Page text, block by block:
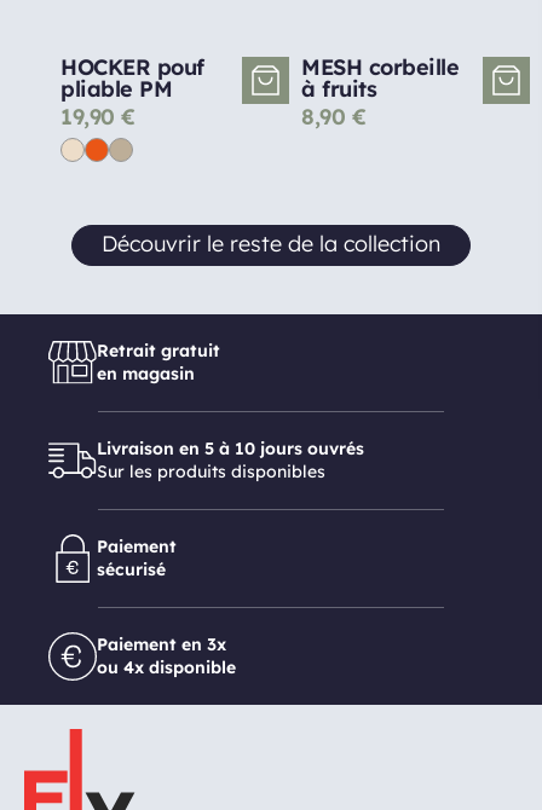
HOCKER pouf
pliable PM
19,90 €
MESH corbeille
à fruits
8,90 €
Découvrir le reste de la collection
Retrait gratuit
en magasin
Livraison en 5 à 10 jours ouvrés
Sur les produits disponibles
Paiement
sécurisé
Paiement en 3x
ou 4x disponible